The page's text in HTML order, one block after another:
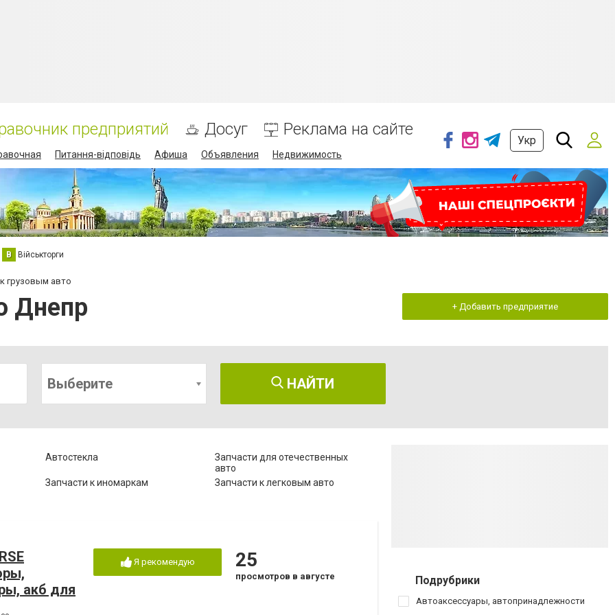
предприятий Досуг Реклама на сайте
Питання-відповідь Афиша Объявления Недвижимость
Укр
В Військторги
грузовым авто
Днепр + Добавить предприятие
Выберите НАЙТИ
Автостекла
Запчасти для отечественных
авто
Запчасти к иномаркам
Запчасти к легковым авто
акб для
Я рекомендую 25
просмотров в августе Подрубрики
Автоаксессуары, автопринадлежности